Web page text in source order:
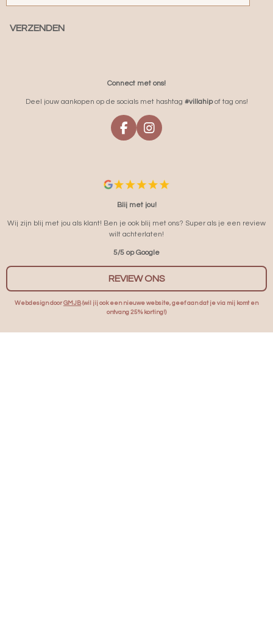
VERZENDEN
Connect met ons!
Deel jouw aankopen op de socials met hashtag #villahipof tag ons!
F
A
O
O
I
N
A
G
R
M
Blij met jou!
Wij zijn blij met jou als klant! Ben je ook blij met ons? Super als je een review
wilt achterlaten!
5/5 op Google
REVIEW ONS
Webdesign door GMJB (wil jij ook een nieuwe website, geef aan dat je via mij komt en
ontvang 25% korting!)